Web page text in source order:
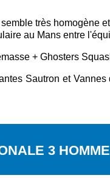
très homogène
au Mans entre
+ Ghosters
Sautron et
3